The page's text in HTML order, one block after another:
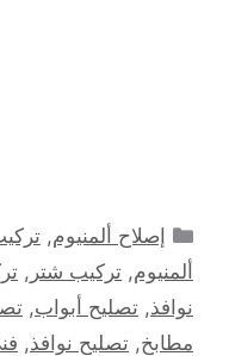
التصنيفات
إصلاح ألمنيوم,
ألمنيوم, تركيب شتر ,
نوافذ, تصليح أبواب,
مطابخ, تصليح نوافذ,